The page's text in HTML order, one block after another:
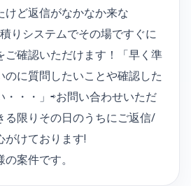
けど返信がなかなか来な
りシステムでその場ですぐに
ご確認いただけます！「早く準
のに質問したいことや確認した
・・・」⇨お問い合わせいただ
る限りその日のうちにご返信/
がけております!
案件です。